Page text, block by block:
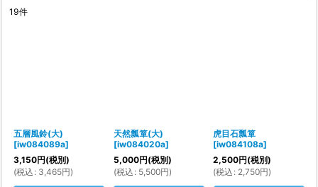
19件
五層風鈴(大)
[iw084089a]
3,150円(税別)
(税込 : 3,465円)
天然瓢箪(大)
[iw084020a]
5,000円(税別)
(税込 : 5,500円)
虎目石瓢箪
[iw084108a]
2,500円(税別)
(税込 : 2,750円)